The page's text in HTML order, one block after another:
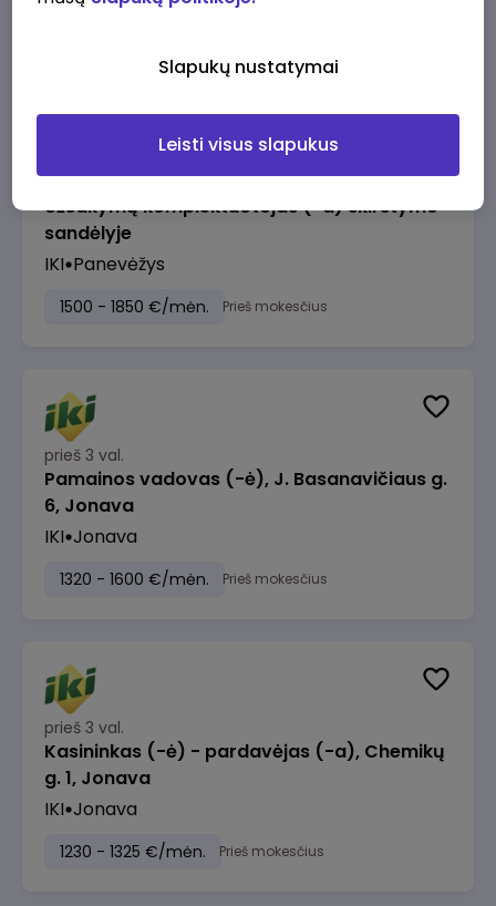
prieš 2 val.
Užsakymų komplektuotojas (-a) skirstymo
sandėlyje
IKI Panevėžys
1500 - 1850 €/mėn. Prieš mokesčius
prieš 3 val.
Pamainos vadovas (-ė), J. Basanavičiaus g.
6, Jonava
IKI Jonava
1320 - 1600 €/mėn. Prieš mokesčius
prieš 3 val.
Kasininkas (-ė) - pardavėjas (-a), Chemikų
g. 1, Jonava
IKI Jonava
1230 - 1325 €/mėn. Prieš mokesčius
Slapukų nustatymai
Leisti visus slapukus